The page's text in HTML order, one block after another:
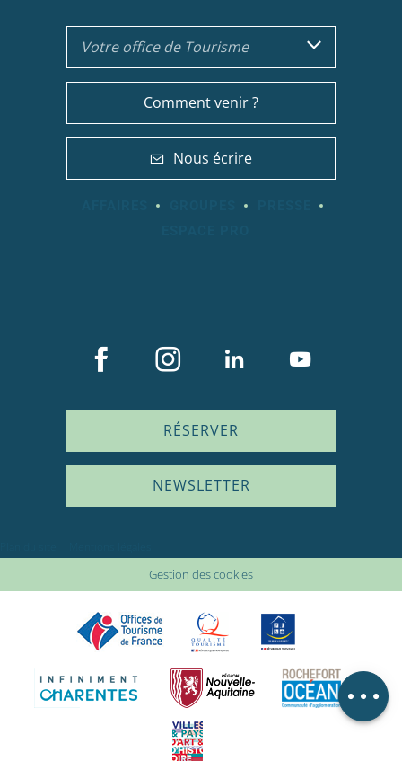
Description
Carte
Votre office de Tourisme
Comment venir ?
Nous écrire
RÉSERVER
NEWSLETTER
Gestion des cookies